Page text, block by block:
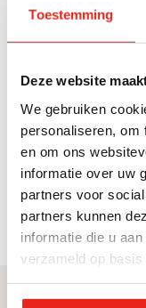
Toestemming
Deze website
We gebruiken
personaliseren, om
en om ons
informatie over uw
partners voor
partners kunnen
informatie die u
verzameld op basis